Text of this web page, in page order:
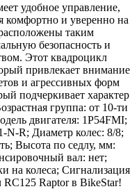
удобное управление,
комфортно и уверенно на
таким
безопасность и
Этот квадроцикл
привлекает внимание
и агрессивных форм
подчеркивает характер
группа: от 10-ти
двигателя: 1P54FMI;
N-R; Диаметр колес: 8/8;
Высота по седлу, мм:
вал: нет;
на колеса; Сигнализация
RC125 Raptor в BikeStar!